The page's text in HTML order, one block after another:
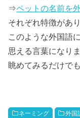
⇒ペットの名前を
それぞれ特徴があ
このような外国語
思える言葉になり
眺めてみるだけで
ネーミング 外国